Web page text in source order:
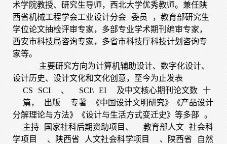
术学院教授、研究生导师，西北大学优秀教师。兼任陕
西省机械工程学会工业设计分会 委员
，教育部研究生
学位论文抽检评审专家，多部专业学术期刊编审专家，
西安市科技局咨询专家，多省市科技厅科技计划咨询专
家等。
主要研究方向为计算机辅助设计、数字化设计、
设计历史、设计文化和文化创意，至今为止发表
CS
SCI 、 SCI\ EI 及中文核心期刊论文数 十
篇，
出版 专著
《中国设计文明研究》《产品设计
分解理论与方法》《设计与生活方式变迁史》等多部
。
主持
国家社科后期资助项目、 教育部人文 社会科
学项目
、陕西省 人文社会科学项目 、陕西省
自然